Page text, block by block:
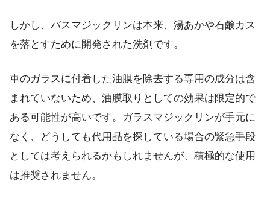
しかし、バスマジックリンは本来、湯あかや石鹸カス
を落とすために開発された洗剤です。
車のガラスに付着した油膜を除去する専用の成分は含
まれていないため、油膜取りとしての効果は限定的で
ある可能性が高いです。ガラスマジックリンが手元に
なく、どうしても代用品を探している場合の緊急手段
としては考えられるかもしれませんが、積極的な使用
は推奨されません。